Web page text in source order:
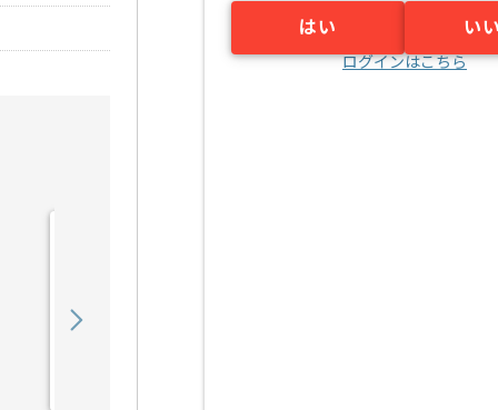
はい い
ログインはこちら